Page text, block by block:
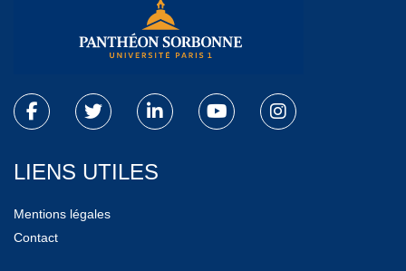
LIENS UTILES
Mentions légales
Contact